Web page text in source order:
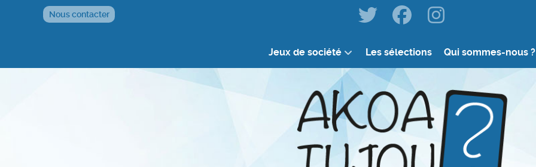
Nous contacter
Jeux de société Les sélections Qui sommes-nous ?